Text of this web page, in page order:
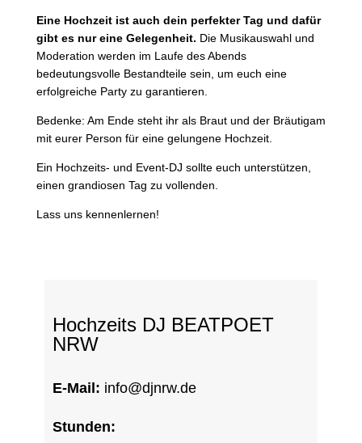
Eine Hochzeit ist auch dein perfekter Tag und dafür
gibt es nur eine Gelegenheit. Die Musikauswahl und
Moderation werden im Laufe des Abends
bedeutungsvolle Bestandteile sein, um euch eine
erfolgreiche Party zu garantieren.
Bedenke: Am Ende steht ihr als Braut und der Bräutigam
mit eurer Person für eine gelungene Hochzeit.
Ein Hochzeits- und Event-DJ sollte euch unterstützen,
einen grandiosen Tag zu vollenden.
Lass uns kennenlernen!
Hochzeits DJ BEATPOET
NRW
E-Mail: info@djnrw.de
Stunden: